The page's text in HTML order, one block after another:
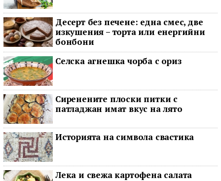
Десерт без печене: една смес, две
изкушения – торта или енергийни
бонбони
Селска агнешка чорба с ориз
Сиренените плоски питки с
патладжан имат вкус на лято
Историята на символа свастика
Лека и свежа картофена салата